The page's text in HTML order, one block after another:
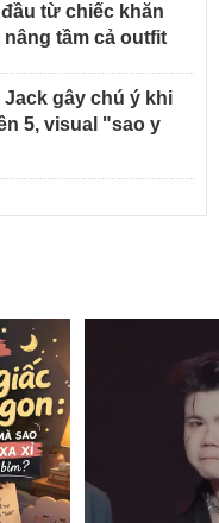
từ chiếc khăn
tầm cả outfit
Jack gây chú ý khi
5, visual "sao y